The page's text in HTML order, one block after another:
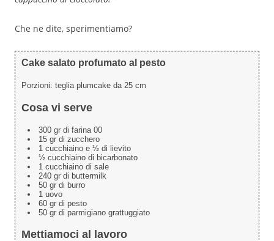
Che ne dite, sperimentiamo?
Cake salato profumato al pesto
Porzioni: teglia plumcake da 25 cm
Cosa vi serve
300 gr di farina 00
15 gr di zucchero
1 cucchiaino e ½ di lievito
½ cucchiaino di bicarbonato
1 cucchiaino di sale
240 gr di buttermilk
50 gr di burro
1 uovo
60 gr di pesto
50 gr di parmigiano grattuggiato
Mettiamoci al lavoro